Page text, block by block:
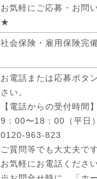
お気軽にご応募・お問
★
社会保険・雇用保険完
お電話または応募ボタ
さい。
【電話からの受付時間】
9：00〜18：00（平日）
0120-963-823
ご質問等でも大丈夫で
お気軽にお電話ください